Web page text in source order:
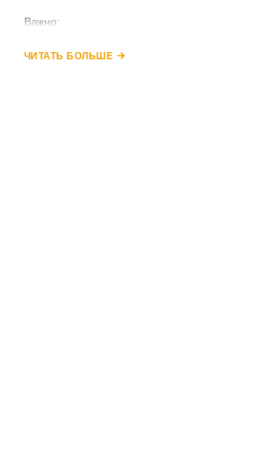
Важно:
поздравлением ,текст поздравления указываете
ЧИТАТЬ БОЛЬШЕ